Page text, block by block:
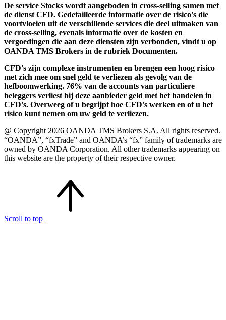
De service Stocks wordt aangeboden in cross-selling samen met
de dienst CFD. Gedetailleerde informatie over de risico's die
voortvloeien uit de verschillende services die deel uitmaken van
de cross-selling, evenals informatie over de kosten en
vergoedingen die aan deze diensten zijn verbonden, vindt u op
OANDA TMS Brokers in de rubriek Documenten.
CFD's zijn complexe instrumenten en brengen een hoog risico
met zich mee om snel geld te verliezen als gevolg van de
hefboomwerking. 76% van de accounts van particuliere
beleggers verliest bij deze aanbieder geld met het handelen in
CFD's. Overweeg of u begrijpt hoe CFD's werken en of u het
risico kunt nemen om uw geld te verliezen.
@ Copyright 2026 OANDA TMS Brokers S.A. All rights reserved.
“OANDA”, “fxTrade” and OANDA’s “fx” family of trademarks are
owned by OANDA Corporation. All other trademarks appearing on
this website are the property of their respective owner.
Scroll to top